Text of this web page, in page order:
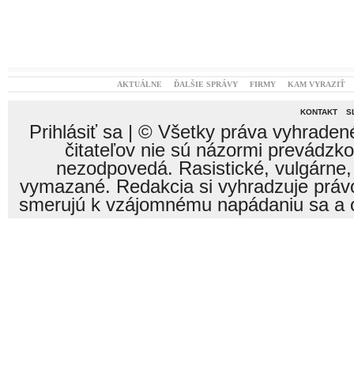
AKTUÁLNE ĎALŠIE SPRÁVY FIRMY KAM VYRAZIŤ
KONTAKT
Prihlásiť sa| © Všetky práva
čitateľov nie sú názormi
nezodpovedá. Rasistické,
vymazané. Redakcia si vyhradzuje
smerujú k vzájomnému napádaniu sa